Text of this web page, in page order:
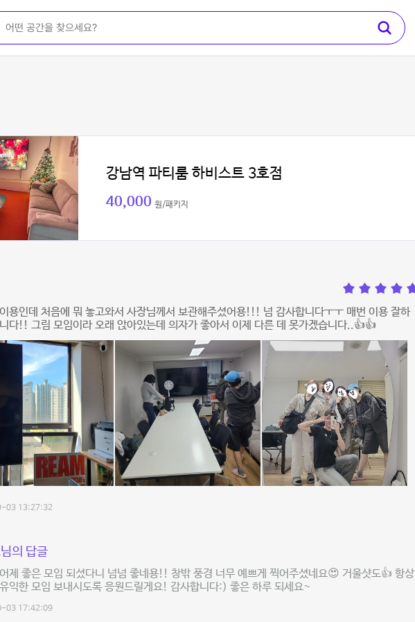
강남역 파티룸 하비스트 3호점
40,000 원/패키지
용인데 처음에 뭐 놓고와서 사장님께서 보관해주셨어용!!! 넘 감사합니다ㅜㅜ 매번 이용 잘하
다!! 그림 모임이라 오래 앉아있는데 의자가 좋아서 이제 다른 데 못가겠습니다..👍👍
03 13:27:32
의 답글
제 좋은 모임 되셨다니 넘넘 좋네용!! 창밖 풍경 너무 예쁘게 찍어주셨네요😍 거울샷도👍 항상
익한 모임 보내시도록 응원드릴게요! 감사합니다:) 좋은 하루 되세요~
03 17:42:09